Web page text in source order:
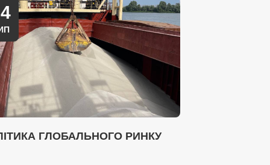
ГЛОБАЛЬНОГО РИНКУ